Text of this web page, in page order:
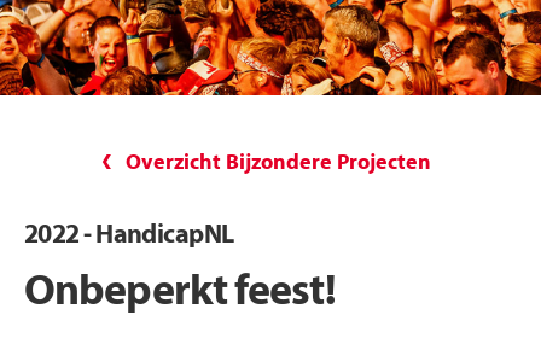
Overzicht Bijzondere Projecten
2022 - HandicapNL
Onbeperkt feest!